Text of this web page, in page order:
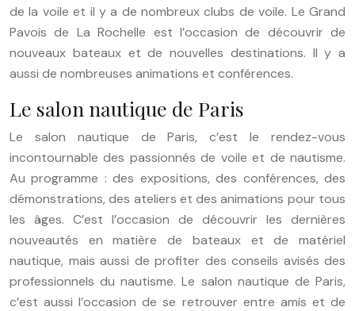
de la voile et il y a de nombreux clubs de voile. Le Grand
Pavois de La Rochelle est l’occasion de découvrir de
nouveaux bateaux et de nouvelles destinations. Il y a
aussi de nombreuses animations et conférences.
Le salon nautique de Paris
Le salon nautique de Paris, c’est le rendez-vous
incontournable des passionnés de voile et de nautisme.
Au programme : des expositions, des conférences, des
démonstrations, des ateliers et des animations pour tous
les âges. C’est l’occasion de découvrir les dernières
nouveautés en matière de bateaux et de matériel
nautique, mais aussi de profiter des conseils avisés des
professionnels du nautisme. Le salon nautique de Paris,
c’est aussi l’occasion de se retrouver entre amis et de